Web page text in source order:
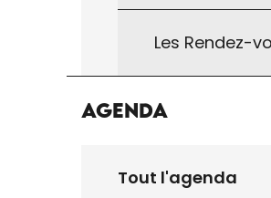
Les Rendez-
Agenda
Tout l'agenda